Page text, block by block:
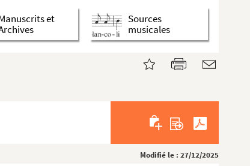
et
Sources
musicales
Modifié le : 27/12/2025